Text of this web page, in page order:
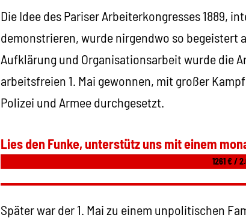
Die Idee des Pariser Arbeiterkongresses 1889,
demonstrieren, wurde nirgendwo so begeistert
Aufklärung und Organisationsarbeit wurde die
arbeitsfreien 1. Mai gewonnen, mit großer
Polizei und Armee durchgesetzt.
Lies den Funke, unterstütz uns mit einem
1261 € /
Später war der 1. Mai zu einem unpolitischen